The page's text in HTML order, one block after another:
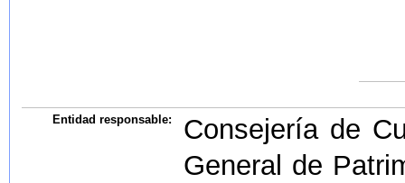
Entidad responsable:
Consejería de
General de